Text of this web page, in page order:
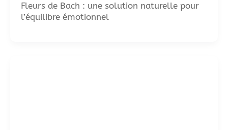
Fleurs de Bach : une solution naturelle pour
l’équilibre émotionnel